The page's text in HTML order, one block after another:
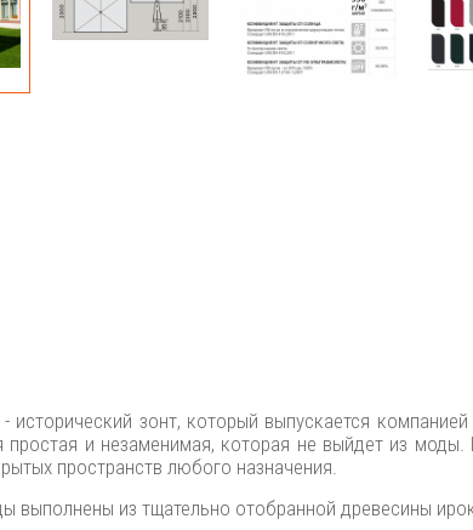
- исторический зонт, который выпускается
и незаменимая, которая не выйдет из
пространств любого назначения.
выполнены из тщательно отобранной древесины